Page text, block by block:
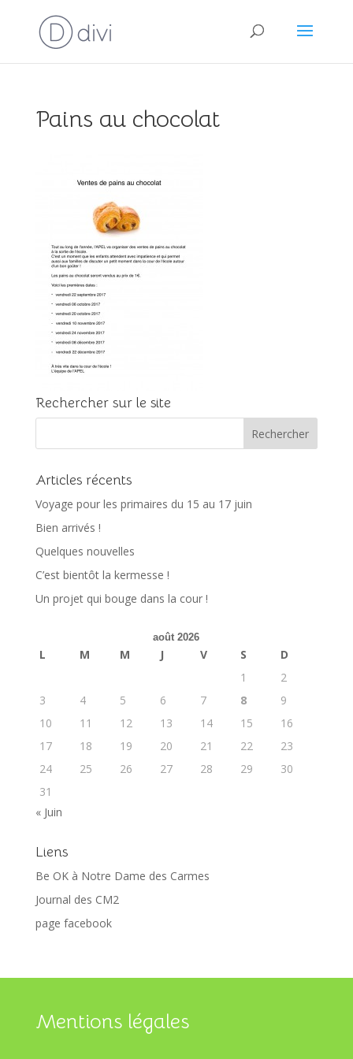
Pains au chocolat
Rechercher sur le site
Articles récents
Voyage pour les primaires du 15 au 17 juin
Bien arrivés !
Quelques nouvelles
C’est bientôt la kermesse !
Un projet qui bouge dans la cour !
août 2026
L M M J V S
D
1
2
3
4 5 6 7 8
9
10
11 12 13 14 15
16
17
18 19 20 21 22
23
24
25 26 27 28 29
30
31
« Juin
Liens
Be OK à Notre Dame des Carmes
Journal des CM2
page facebook
Mentions légales